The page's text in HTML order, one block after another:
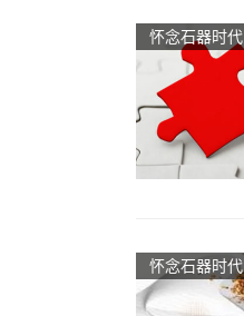
怀念石器时代
怀念石器时代